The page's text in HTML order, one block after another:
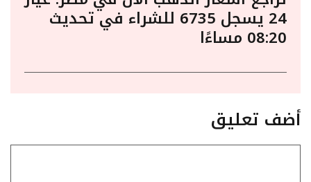
24 يسجل 6735 للشراء في تحديث
08:20 مساءًا
أضف تعليق